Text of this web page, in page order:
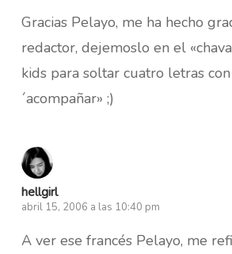
Gracias Pelayo, me ha hecho
redactor, dejemoslo en el
kids para soltar cuatro letras
´acompañar» ;)
hellgirl
abril 15, 2006 a las 10:40 pm
A ver ese francés Pelayo, me